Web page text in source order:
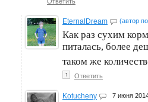
Ответить
EternalDream (автор
Как раз сухим
питалась, более
таком же
↑ Ответить
Kotucheny 7 июня